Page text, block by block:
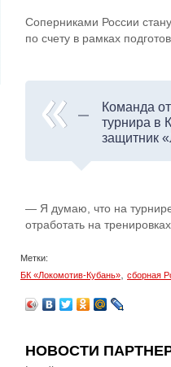
Соперниками России
по счету в рамках
Команда
турнира в
защитник
— Я думаю, что на
отработать на
Метки:
БК «Локомотив-Кубань»
сборная
НОВОСТИ